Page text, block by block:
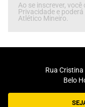
Ao se inscrever,
Privacidade e
Atlético Mineiro.
Rua
Belo